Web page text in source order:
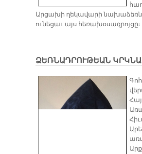
Արցախի ղեկավարի
ունեցաւ այս հեռախօսազրոյցը։
ՁԵՌՆԱԴՐՈՒԹԵԱՆ